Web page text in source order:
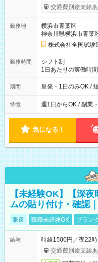
※勤務回数により昇
り！】 希望される
例】 ・河合塾模擬試
×8時間＝日収10,400
円の場合あり ・国
円（役割手当＋100円
間】試用期間なし
交通費別途支給あ
勤務地
横浜市青葉区
神奈川県横浜市青葉
株式会社全国試験
勤務時間
シフト制
1日あたりの実働時
間は 試験により異
期間 単発・1日のみOK /
特徴 週1日からOK / 副業
気になる！
【未経験OK】【深
ムの貼り付け・確認
派遣 職種未経験OK ブラン
給与
時給1500円／夜22
交通費別途支給あ